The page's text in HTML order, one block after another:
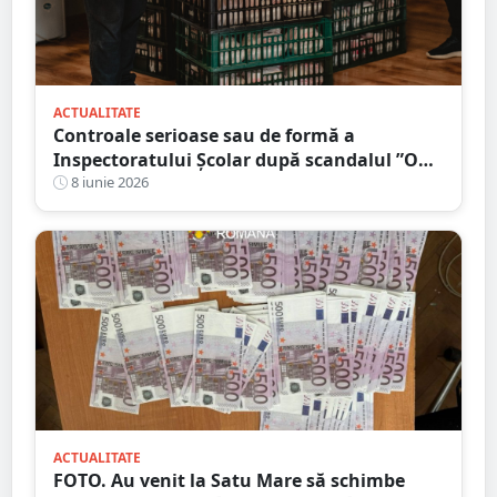
ACTUALITATE
Controale serioase sau de formă a
Inspectoratului Școlar după scandalul ”O
masă caldă” în județul Satu Mare?!
8 iunie 2026
ACTUALITATE
FOTO. Au venit la Satu Mare să schimbe